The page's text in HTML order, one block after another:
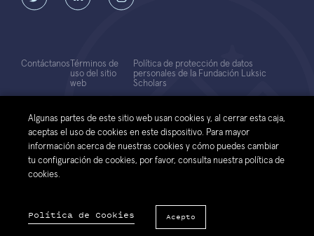
© 2026 Fundación Luksic Scholars. Todos los Derechos Reservados
Contáctanos Términos de
uso del sitio
web
Política de protección de datos
personales de la Fundación Luksic
Scholars
Algunas partes de este sitio web usan cookies y, al cerrar esta caja,
aceptas el uso de cookies en este dispositivo. Para mayor
información acerca de nuestras cookies y cómo puedes cambiar
tu configuración de cookies, por favor, consulta nuestra política de
cookies.
Política de Cookies Acepto